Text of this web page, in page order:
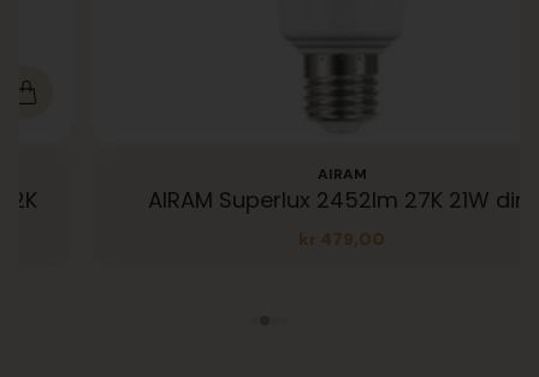
AIRAM
AIRAM Superlux 2452lm 27K 21W dim
479,00